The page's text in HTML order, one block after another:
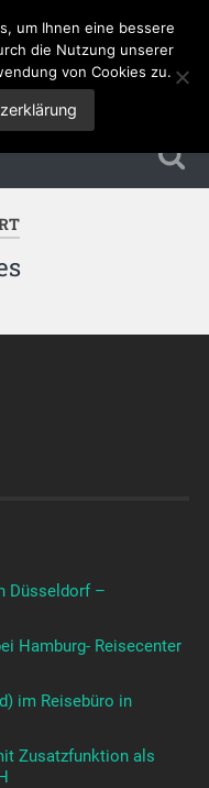
Düsseldorf –
Hamburg- Reisecenter
im Reisebüro in
Zusatzfunktion als
um Ihnen eine bessere
die Nutzung unserer
von Cookies zu.